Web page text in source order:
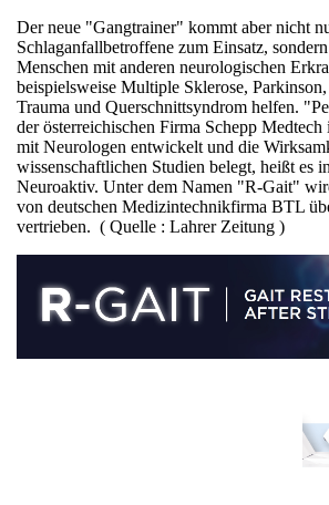
Der neue "Gangtrainer" kommt aber nicht
Schlaganfallbetroffene zum Einsatz,
Menschen mit anderen neurologischen
beispielsweise Multiple Sklerose,
Trauma und Querschnittsyndrom helfen.
der österreichischen Firma Schepp Medtech
mit Neurologen entwickelt und die
wissenschaftlichen Studien belegt, heißt es
Neuroaktiv. Unter dem Namen "R-Gait"
von deutschen Medizintechnikfirma BTL
vertrieben. ( Quelle : Lahrer Zeitung )